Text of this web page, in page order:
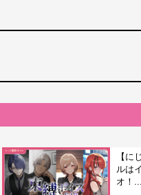
【に
ルは
オ！...